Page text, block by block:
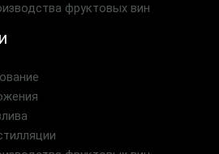
фруктовых вин